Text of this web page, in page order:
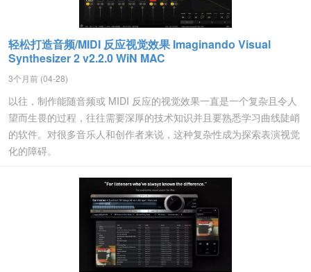
轻松打造音频/MIDI 反应视觉效果 Imaginando Visual
Synthesizer 2 v2.2.0 WiN MAC
3个月前 (04-28)
以往，制作能随音频或 MIDI 反应的视觉效果一直是一个复杂且令人
望而生畏的过程，往往需要深厚的技术知识并且要熟悉学习曲线陡峭
的软件。对很多音乐人和创作者来说，这种复杂性成为探索表演视觉
化的障碍。